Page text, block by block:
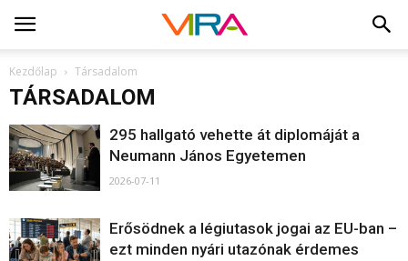
Kezdőlap Társadalom
TÁRSADALOM
295 hallgató vehette át diplomáját a
Neumann János Egyetemen
2026-07-11
Erősödnek a légiutasok jogai az EU-ban –
ezt minden nyári utazónak érdemes